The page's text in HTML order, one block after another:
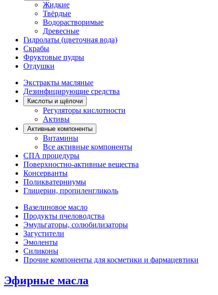
Жидкие
Твёрдые
Водорастворимые
Древесные
Гидролаты (цветочная вода)
Скрабы
Фруктовые пудры
Отдушки
Экстракты масляные
Дезинфицирующие средства
Кислоты и щёлочи
Регуляторы кислотности
Активы
Активные компоненты
Витамины
Все активные компоненты
СПА процедуры
Поверхностно-активные вещества
Консерванты
Поликватерниумы
Глицерин, пропиленгликоль
Вазелиновое масло
Продукты пчеловодства
Эмульгаторы, солюбилизаторы
Загустители
Эмоленты
Силиконы
Прочие компоненты для косметики и фармацевтики
Эфирные масла